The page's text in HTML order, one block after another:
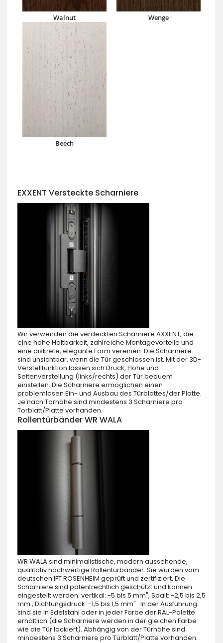
Walnut Wenge
Beech
EXXENT Versteckte Scharniere
Wir verwenden die verdeckten Scharniere AXXENT, die
eine hohe Haltbarkeit, zahlreiche Montagevorteile und
eine diskrete, elegante Form vereinen. Die Scharniere
sind unsichtbar, wenn die Tür geschlossen ist. Mit der 3D-
Verstellfunktion lassen sich Druck, Höhe und
Seitenverstellung (links/rechts) der Tür bequem
einstellen. Die Scharniere ermöglichen einen
problemlosen Ein- und Ausbau des Türblattes/der Platte.
Je nach Torhöhe sind mindestens 3 Scharniere pro
Torblatt/Platte vorhanden.
Rollentürbänder WR WALA
WR WALA sind minimalistische, modern aussehende,
qualitativ hochwertige Rollentürbänder. Sie wurden vom
deutschen IFT ROSENHEIM geprüft und zertifiziert. Die
Scharniere sind patentrechtlich geschützt und können
eingestellt werden: vertikal: -5 bis 5 mm", Spalt: -2,5 bis 2,5
mm , Dichtungsdruck: -1,5 bis 1,5 mm" . In der Ausführung
sind sie in Edelstahl oder in jeder Farbe der RAL-Palette
erhältlich (die Scharniere werden in der gleichen Farbe
wie die Tür lackiert). Abhängig von der Türhöhe sind
mindestens 3 Scharniere pro Türblatt/Platte vorhanden. .